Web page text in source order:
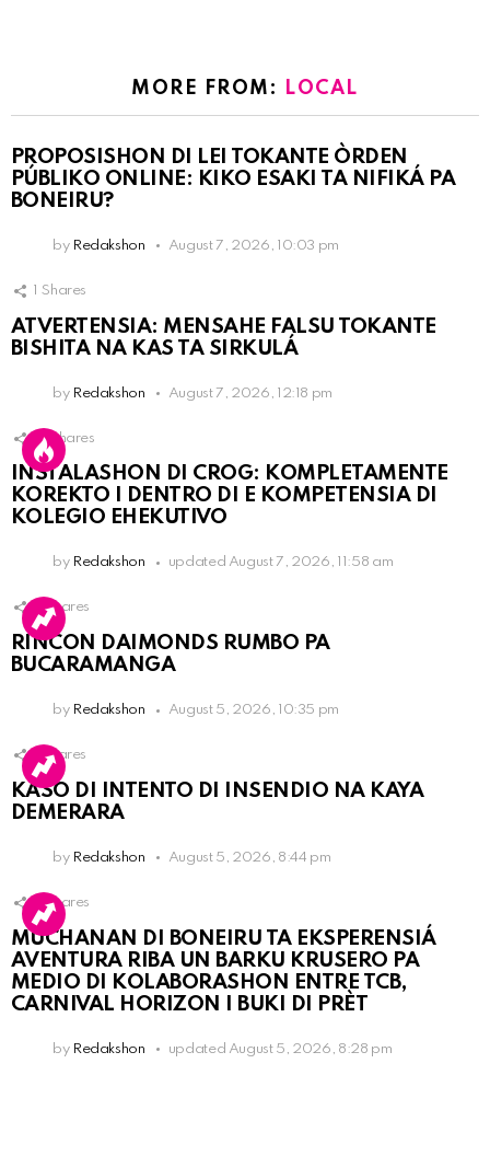
MORE FROM: LOCAL
PROPOSISHON DI LEI TOKANTE ÒRDEN
PÚBLIKO ONLINE: KIKO ESAKI TA NIFIKÁ PA
BONEIRU?
by Redakshon August 7, 2026, 10:03 pm
1 Shares
ATVERTENSIA: MENSAHE FALSU TOKANTE
BISHITA NA KAS TA SIRKULÁ
by Redakshon August 7, 2026, 12:18 pm
13 Shares
INSTALASHON DI CROG: KOMPLETAMENTE
KOREKTO I DENTRO DI E KOMPETENSIA DI
KOLEGIO EHEKUTIVO
by Redakshon updated August 7, 2026, 11:58 am
Shares
RINCON DAIMONDS RUMBO PA
BUCARAMANGA
by Redakshon August 5, 2026, 10:35 pm
Shares
KASO DI INTENTO DI INSENDIO NA KAYA
DEMERARA
by Redakshon August 5, 2026, 8:44 pm
Shares
MUCHANAN DI BONEIRU TA EKSPERENSIÁ
AVENTURA RIBA UN BARKU KRUSERO PA
MEDIO DI KOLABORASHON ENTRE TCB,
CARNIVAL HORIZON I BUKI DI PRÈT
by Redakshon updated August 5, 2026, 8:28 pm